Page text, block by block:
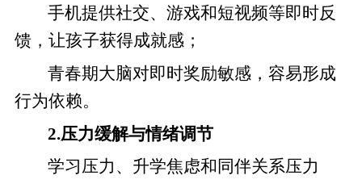
手机提供社交、游戏和短视频等即时反
馈，让孩子获得成就感；
青春期大脑对即时奖励敏感，容易形成
行为依赖。
2.压力缓解与情绪调节
学习压力、升学焦虑和同伴关系压力